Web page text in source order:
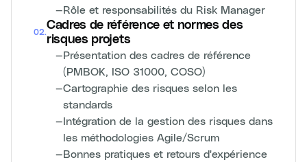
—Rôle et responsabilités du Risk Manager
02.
Cadres de référence et normes des
risques projets
—Présentation des cadres de référence
(PMBOK, ISO 31000, COSO)
—Cartographie des risques selon les
standards
—Intégration de la gestion des risques dans
les méthodologies Agile/Scrum
—Bonnes pratiques et retours d'expérience